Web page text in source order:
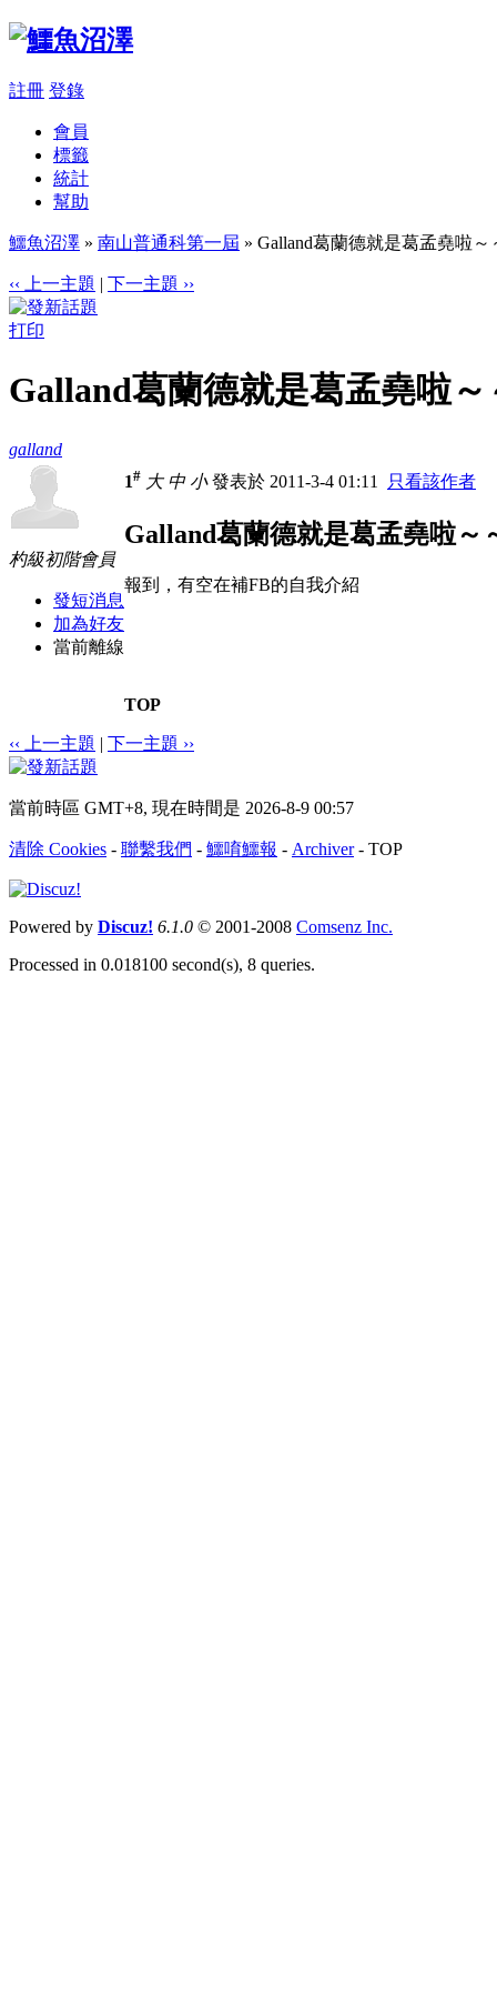
註冊 登錄
會員
標籤
統計
幫助
鱷魚沼澤 » 南山普通科第一屆 » Galland葛蘭德就是葛孟堯啦～
‹‹ 上一主題 | 下一主題 ››
打印
Galland葛蘭德就是葛孟堯啦～
galland
杓級初階會員
發短消息
加為好友
當前離線
1# 大 中 小發表於 2011-3-4 01:11 只看該作者
Galland葛蘭德就是葛孟堯啦～
報到，有空在補FB的自我介紹
TOP
‹‹ 上一主題 | 下一主題 ››
當前時區 GMT+8, 現在時間是 2026-8-9 00:57
清除 Cookies - 聯繫我們 - 鱷唷鱷報 - Archiver- TOP
Powered by Discuz! 6.1.0 © 2001-2008 Comsenz Inc.
Processed in 0.018100 second(s), 8 queries.